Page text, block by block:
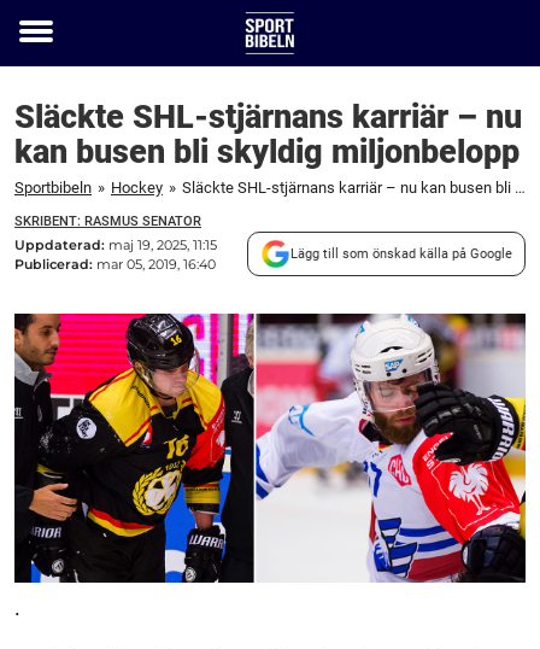
Toggle
Släckte SHL-stjärnans karriär – nu
kan busen bli skyldig miljonbelopp
Sportbibeln » Hockey » Släckte SHL-stjärnans karriär – nu kan busen bli skyldig miljonbelopp
SKRIBENT: RASMUS SENATOR
Uppdaterad: maj 19, 2025, 11:15
Publicerad: mar 05, 2019, 16:40
Lägg till som önskad källa på Google
.